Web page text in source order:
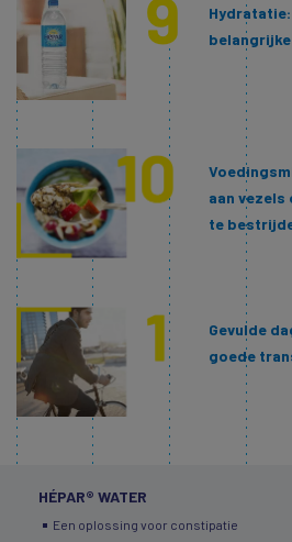
aan
te
Gevulde
goede
HÉPAR® WATER
Een oplossing voor constipatie